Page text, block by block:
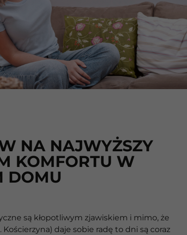
NA NAJWYŻSZY
KOMFORTU W
DOMU
są kłopotliwym zjawiskiem i mimo, że
Kościerzyna) daje sobie radę to dni są coraz